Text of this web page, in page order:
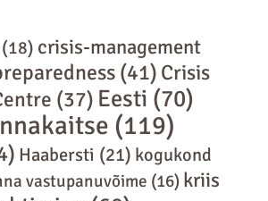
(18) crisis-management
(41) Crisis
(37) Eesti (70)
(119)
Haabersti (21) kogukond
vastupanuvõime (16) kriis